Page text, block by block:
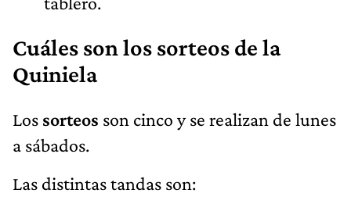
Cuáles son los sorteos de la
Quiniela
Los sorteos son cinco y se realizan de lunes
a sábados.
Las distintas tandas son: